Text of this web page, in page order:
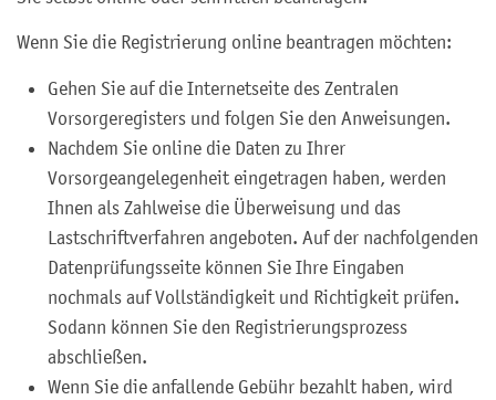
Wenn Sie die Registrierung online beantragen möchten:
Gehen Sie auf die Internetseite des Zentralen
Vorsorgeregisters und folgen Sie den Anweisungen.
Nachdem Sie online die Daten zu Ihrer
Vorsorgeangelegenheit eingetragen haben, werden
Ihnen als Zahlweise die Überweisung und das
Lastschriftverfahren angeboten. Auf der nachfolgenden
Datenprüfungsseite können Sie Ihre Eingaben
nochmals auf Vollständigkeit und Richtigkeit prüfen.
Sodann können Sie den Registrierungsprozess
abschließen.
Wenn Sie die anfallende Gebühr bezahlt haben, wird